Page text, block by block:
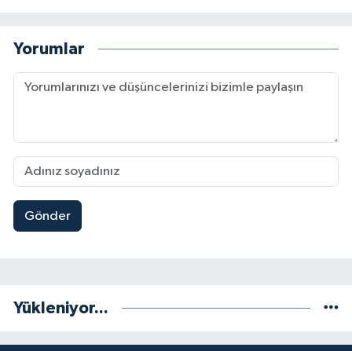
Yorumlar
Gönder
Yükleniyor...